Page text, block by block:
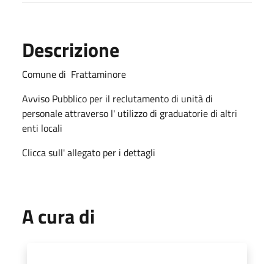
Descrizione
Comune di Frattaminore
Avviso Pubblico per il reclutamento di unità di
personale attraverso l' utilizzo di graduatorie di altri
enti locali
Clicca sull' allegato per i dettagli
A cura di